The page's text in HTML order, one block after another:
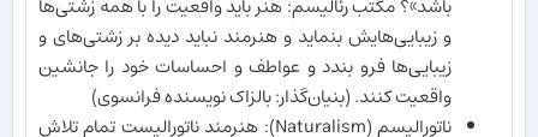
باشد»؟ مکتب رئالیسم: هنر باید واقعیت را با همه زشتی‌ها
و زیبایی‌هایش بنماید و هنرمند نباید دیده بر زشتی‌های و
زیبایی‌ها فرو بندد و عواطف و احساسات خود را جانشین
واقعیت کنند. (بنیان‌گذار: بالزاک نویسنده فرانسوی)
ناتورالیسم (Naturalism): هنرمند ناتورالیست تمام تلاش